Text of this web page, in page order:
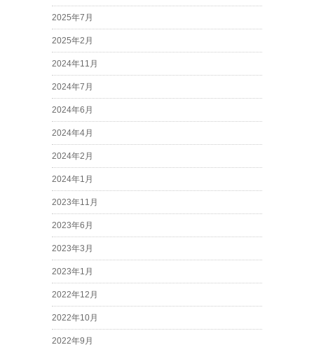
2025年7月
2025年2月
2024年11月
2024年7月
2024年6月
2024年4月
2024年2月
2024年1月
2023年11月
2023年6月
2023年3月
2023年1月
2022年12月
2022年10月
2022年9月